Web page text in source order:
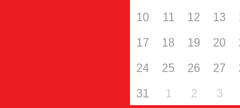
10 11 12 13
17 18 19 20
24 25 26 27
31 1 2 3